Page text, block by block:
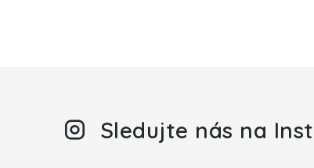
Sledujte nás na